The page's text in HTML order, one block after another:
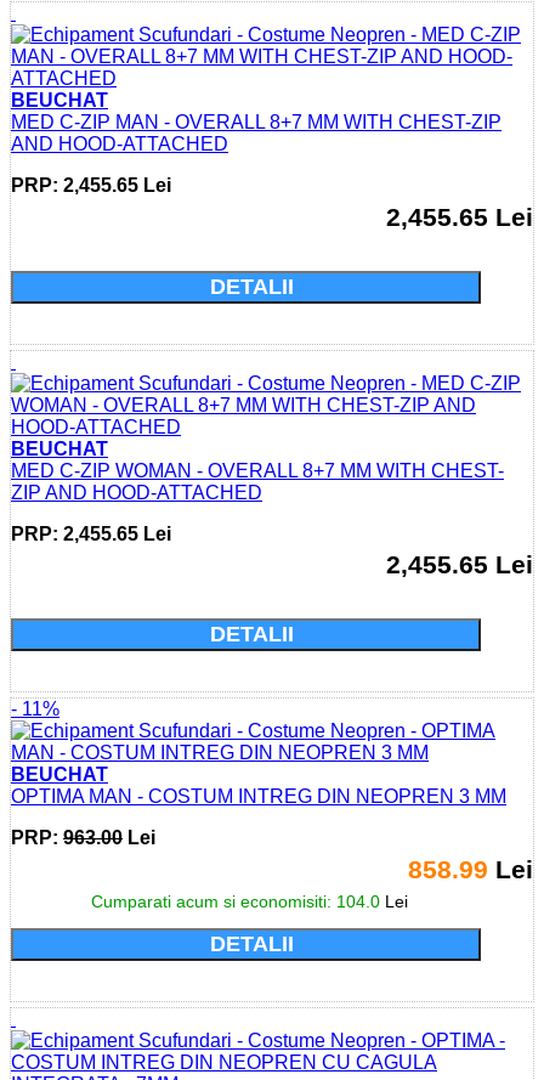
BEUCHAT
MED C-ZIP MAN - OVERALL 8+7 MM WITH CHEST-ZIP
AND HOOD-ATTACHED
PRP: 2,455.65 Lei
2,455.65 Lei
DETALII
BEUCHAT
MED C-ZIP WOMAN - OVERALL 8+7 MM WITH CHEST-
ZIP AND HOOD-ATTACHED
PRP: 2,455.65 Lei
2,455.65 Lei
DETALII
- 11%
BEUCHAT
OPTIMA MAN - COSTUM INTREG DIN NEOPREN 3 MM
PRP: 963.00 Lei
858.99 Lei
Cumparati acum si economisiti: 104.0 Lei
DETALII